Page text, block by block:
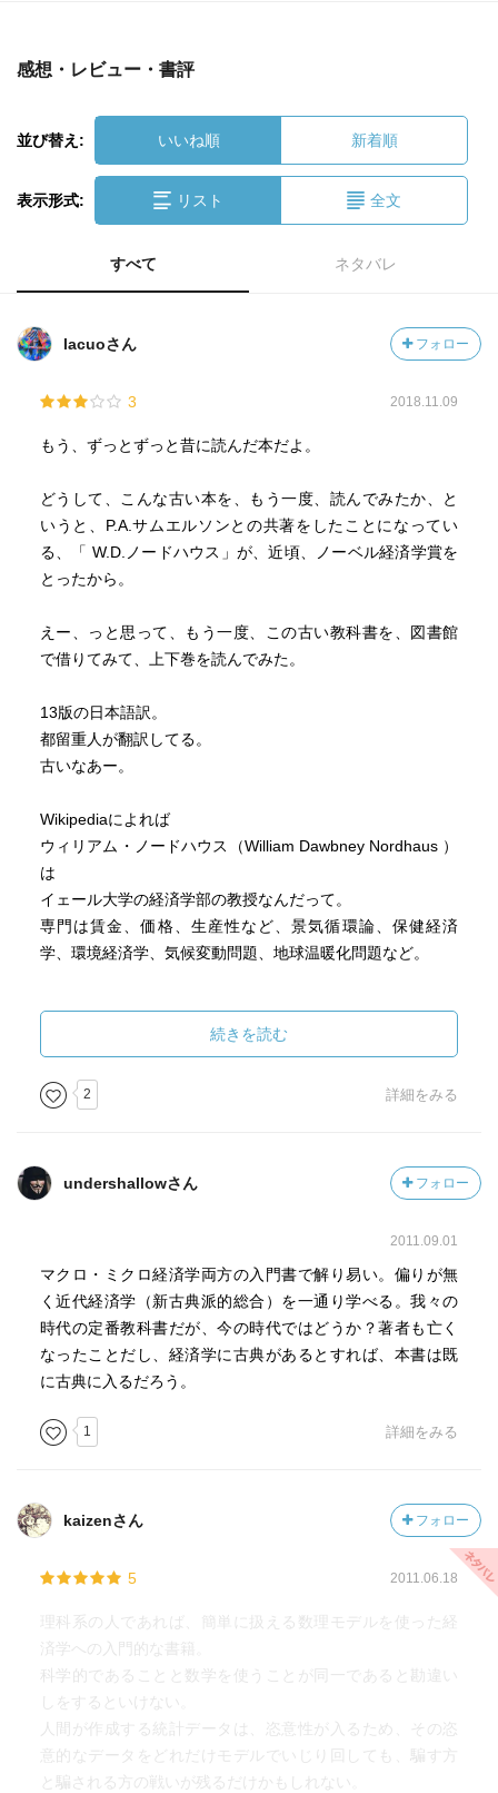
感想・レビュー・書評
並び替え: いいね順 新着順
表示形式: リスト 全文
すべて ネタバレ
lacuoさん フォロー
3 2018.11.09
もう、ずっとずっと昔に読んだ本だよ。
どうして、こんな古い本を、もう一度、読んでみたか、と
いうと、P.A.サムエルソンとの共著をしたことになってい
る、「 W.D.ノードハウス」が、近頃、ノーベル経済学賞を
とったから。
えー、っと思って、もう一度、この古い教科書を、図書館
で借りてみて、上下巻を読んでみた。
13版の日本語訳。
都留重人が翻訳してる。
古いなあー。
Wikipediaによれば
ウィリアム・ノードハウス（William Dawbney Nordhaus ）
は
イェール大学の経済学部の教授なんだって。
専門は賃金、価格、生産性など、景気循環論、保健経済
学、環境経済学、気候変動問題、地球温暖化問題など。
現在、19版で、少なくとも17国語に翻訳されている。
気候変動の経済学に対する貢献
ノードハウスは、開発した気候変動モデルのもと管理され
然に生じる雨量、表面流去、温度にかなり依存する経済の
セクターは、気候変動にもっとも敏感であると、述べてい
農業、林業、野外リクレーション、および海岸の活動はこ
のカテゴリーに入る。
ノードハウスは、気候変動の潜在的大災害の影響を本気に
取り上げている。
Balance（Yale University Press, 2008年）は、Choice誌に
以上、Wikipediaより
続きを読む
2 詳細をみる
undershallowさん フォロー
2011.09.01
マクロ・ミクロ経済学両方の入門書で解り易い。偏りが無
く近代経済学（新古典派的総合）を一通り学べる。我々の
時代の定番教科書だが、今の時代ではどうか？著者も亡く
なったことだし、経済学に古典があるとすれば、本書は既
に古典に入るだろう。
1 詳細をみる
kaizenさん フォロー
5 2011.06.18
理科系の人であれば、簡単に扱える数理モデルを使った経
済学への入門的な書籍。
科学的であることと数学を使うことが同一であると勘違い
しをするといけない。
人間が作成する統計データは、恣意性が入るため、その恣
意的なデータをどれだけモデルでいじり回しても、騙す方
と騙される方の戦いが残るだけかもしれない。